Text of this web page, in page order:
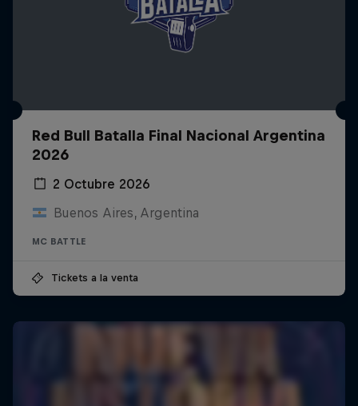
Red Bull Batalla Final Nacional Argentina
2026
2 Octubre 2026
Buenos Aires, Argentina
MC BATTLE
Tickets a la venta